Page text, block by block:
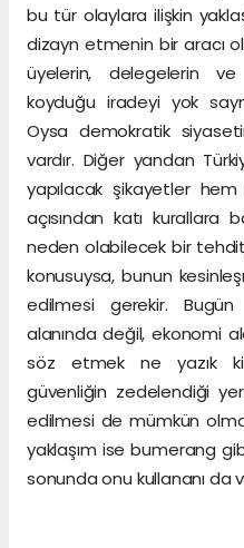
bu tür olaylara ilişkin
dizayn etmenin bir aracı
üyelerin, delegelerin
koyduğu iradeyi yok
Oysa demokratik
vardır. Diğer yandan
yapılacak şikayetler
açısından katı kurallara
neden olabilecek bir
konusuysa, bunun
edilmesi gerekir. Bugün
alanında değil, ekonomi
söz etmek ne yazık ki
güvenliğin zedelendiği
edilmesi de mümkün
yaklaşım ise bumerang
sonunda onu kullananı da